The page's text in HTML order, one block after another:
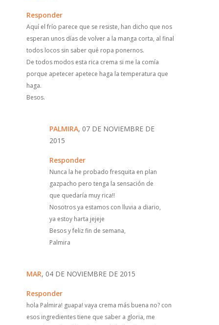
Responder
Aquí el frío parece que se resiste, han dicho que nos
esperan unos días de volver a la manga corta, al final
todos locos sin saber qué ropa ponernos.
De todos modos esta rica crema si me la comía
porque apetecer apetece haga la temperatura que
haga.
Besos.
PALMIRA, 07 DE NOVIEMBRE DE
2015
Responder
Nunca la he probado fresquita en plan
gazpacho pero tenga la sensación de
que quedaría muy rica!!
Nosotros ya estamos con lluvia a diario,
ya estoy harta jejeje
Besos y feliz fin de semana,
Palmira
MAR, 04 DE NOVIEMBRE DE 2015
Responder
hola Palmira! guapa! vaya crema más buena no? con
esos ingredientes tiene que saber a gloria, me